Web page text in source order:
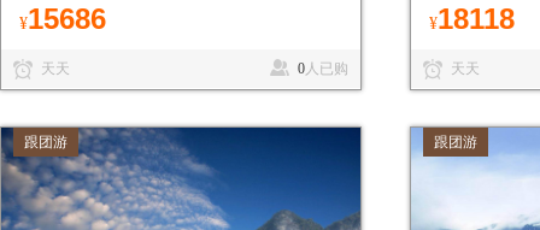
¥15686
天天 0人已购
¥18118
天天
跟团游 跟团游